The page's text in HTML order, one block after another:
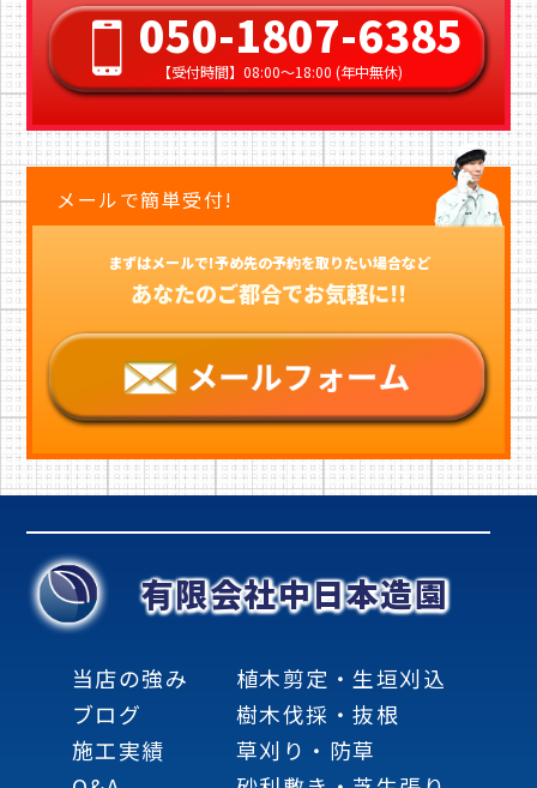
050-1807-6385
【受付時間】08:00〜18:00 (年中無休)
メールで簡単受付!
まずはメールで!予め先の予約を取りたい場合など
あなたのご都合でお気軽に!!
有限会社中日本造園
当店の強み
ブログ
施工実績
植木剪定・生垣刈込
樹木伐採・抜根
草刈り・防草